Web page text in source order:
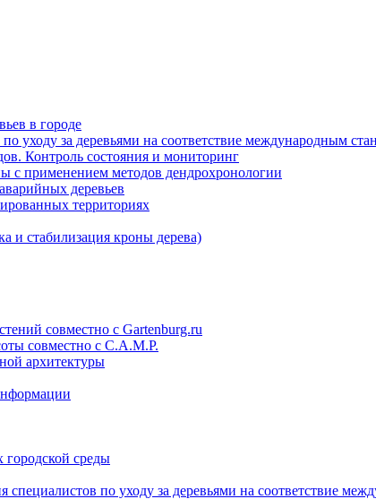
в городе
уходу за деревьями на соответствие международным
Контроль состояния и мониторинг
с применением методов дендрохронологии
деревьев
территориях
и стабилизация кроны дерева)
совместно с Gartenburg.ru
совместно с C.A.M.P.
архитектуры
городской среды
по уходу за деревьями на соответствие